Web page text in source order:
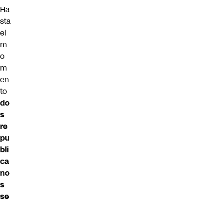
Ha
sta
el
m
o
m
en
to
do
s
re
pu
bli
ca
no
s
se